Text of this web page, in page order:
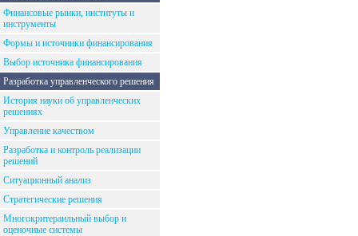
Финансовые рынки, институты и
инструменты
Формы и источники финансирования
Выбор источника финансирования
Разработка управленческого решения
История науки об управленческих
решениях
Управление качеством
Разработка и контроль реализации
решений
Ситуационный анализ
Стратегические решения
Многокритераильный выбор и
оценочные системы